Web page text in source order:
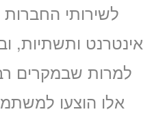
לשירותי
אינטרנט ותשתיות,
למרות שבמקרים
אלו הוצעו